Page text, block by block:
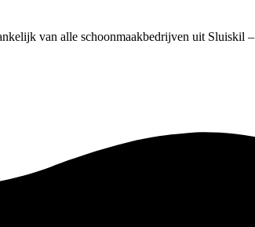
van alle schoonmaakbedrijven uit Sluiskil –